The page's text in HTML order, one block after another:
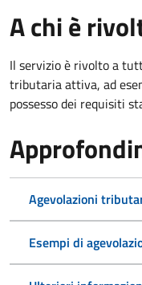
A chi è
Il servizio è rivolto a
tributaria attiva, ad
possesso dei requisiti
Agevolazioni
Esempi di